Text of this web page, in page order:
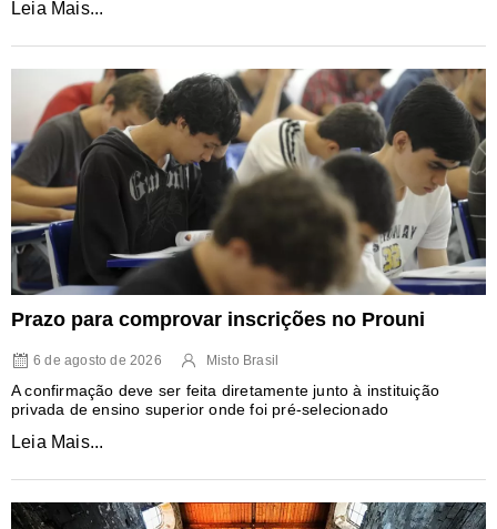
Leia Mais...
Prazo para comprovar inscrições no Prouni
6 de agosto de 2026 Misto Brasil
A confirmação deve ser feita diretamente junto à instituição
privada de ensino superior onde foi pré-selecionado
Leia Mais...